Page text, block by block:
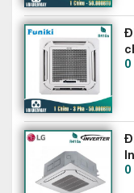
đảo gió một cách
đều hơn .
Điều hòa âm
FDT140VG/
– Hiệu suất
Máy điều hòa
FDT140VG/
R410a giúp gia
hướng đến môi trường
0
0